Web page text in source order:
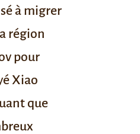
à migrer
région
pour
Xiao
que